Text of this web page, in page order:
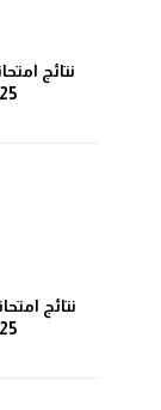
نتائج
2025– 2026
نتائج
2025– 2026